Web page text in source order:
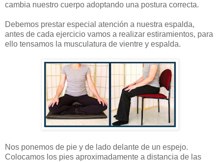
cambia nuestro cuerpo adoptando una postura correcta.
Debemos prestar especial atención a nuestra espalda,
antes de cada ejercicio vamos a realizar estiramientos, para
ello tensamos la musculatura de vientre y espalda.
Nos ponemos de pie y de lado delante de un espejo.
Colocamos los pies aproximadamente a distancia de las